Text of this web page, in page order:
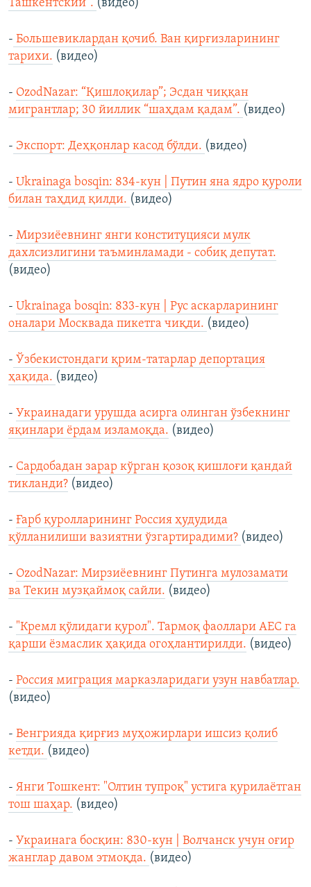
Ташкентский”. (видео)
- Большевиклардан қочиб. Ван қирғизларининг
тарихи. (видео)
- OzodNazar: “Қишлоқилар”; Эсдан чиққан
мигрантлар; 30 йиллик “шаҳдам қадам”. (видео)
- Экспорт: Деҳқонлар касод бўлди. (видео)
- Ukrainaga bosqin: 834-кун | Путин яна ядро қуроли
билан таҳдид қилди. (видео)
- Мирзиёевнинг янги конституцияси мулк
дахлсизлигини таъминламади - собиқ депутат.
(видео)
- Ukrainaga bosqin: 833-кун | Рус аскарларининг
оналари Москвада пикетга чиқди. (видео)
- Ўзбекистондаги қрим-татарлар депортация
ҳақида. (видео)
- Украинадаги урушда асирга олинган ўзбекнинг
яқинлари ёрдам изламоқда. (видео)
- Сардобадан зарар кўрган қозоқ қишлоғи қандай
тикланди? (видео)
- Ғарб қуролларининг Россия ҳудудида
қўлланилиши вазиятни ўзгартирадими? (видео)
- OzodNazar: Мирзиёевнинг Путинга мулозамати
ва Текин музқаймоқ сайли. (видео)
- "Кремл қўлидаги қурол". Тармоқ фаоллари АEС га
қарши ёзмаслик ҳақида огоҳлантирилди. (видео)
- Россия миграция марказларидаги узун навбатлар.
(видео)
- Венгрияда қирғиз муҳожирлари ишсиз қолиб
кетди. (видео)
- Янги Тошкент: "Олтин тупроқ" устига қурилаётган
тош шаҳар. (видео)
- Украинага босқин: 830-кун | Волчанск учун оғир
жанглар давом этмоқда. (видео)